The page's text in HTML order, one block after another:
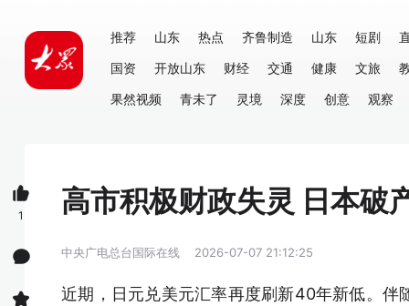
推荐 山东 热点 齐鲁制造 山东 短剧
国资
开放山东 财经 交通 健康 文旅
果然视频
青未了 灵境 深度 创意 观察
高市积极财政失灵 日本破
中央广电总台国际在线 2026-07-07 21:12:25
近期，日元兑美元汇率再度刷新40年新低。伴
1